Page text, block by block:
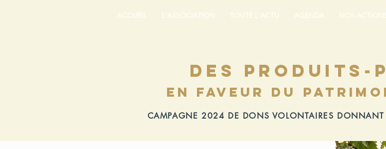
ACCUEIL L'ASSOCIATION TOUTE L'ACTU AGENDA NOS
Des produits-
en faveur du
CAMPAGNE 2024 DE DONS VOLONTAIRES DONNANT